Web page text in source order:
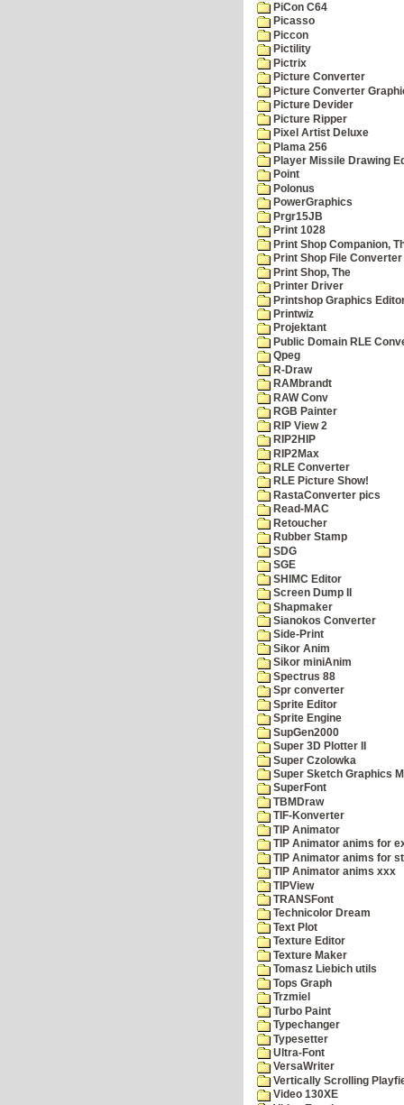
PiCon C64
Picasso
Piccon
Pictility
Pictrix
Picture Converter
Picture Converter
Picture Devider
Picture Ripper
Pixel Artist Deluxe
Plama 256
Player Missile Drawing
Point
Polonus
PowerGraphics
Prgr15JB
Print 1028
Print Shop Companion,
Print Shop File Converter
Print Shop, The
Printer Driver
Printshop Graphics
Printwiz
Projektant
Public Domain RLE
Qpeg
R-Draw
RAMbrandt
RAW Conv
RGB Painter
RIP View 2
RIP2HIP
RIP2Max
RLE Converter
RLE Picture Show!
RastaConverter pics
Read-MAC
Retoucher
Rubber Stamp
SDG
SGE
SHIMC Editor
Screen Dump II
Shapmaker
Sianokos Converter
Side-Print
Sikor Anim
Sikor miniAnim
Spectrus 88
Spr converter
Sprite Editor
Sprite Engine
SupGen2000
Super 3D Plotter II
Super Czolowka
Super Sketch Graphics
SuperFont
TBMDraw
TIF-Konverter
TIP Animator
TIP Animator anims for
TIP Animator anims for
TIP Animator anims xxx
TIPView
TRANSFont
Technicolor Dream
Text Plot
Texture Editor
Texture Maker
Tomasz Liebich utils
Tops Graph
Trzmiel
Turbo Paint
Typechanger
Typesetter
Ultra-Font
VersaWriter
Vertically Scrolling
Video 130XE